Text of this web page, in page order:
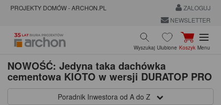
PROJEKTY DOMÓW - ARCHON.PL
ZALOGUJ
NEWSLETTER
Wyszukaj Ulubione Koszyk Menu
NOWOŚĆ: Jedyna taka dachówka
cementowa KIOTO w wersji DURATOP PRO
Poradnik Inwestora od A do Z